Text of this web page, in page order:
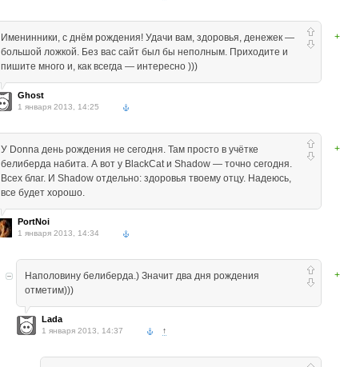
Именинники, с днём рождения! Удачи вам, здоровья, денежек —
большой ложкой. Без вас сайт был бы неполным. Приходите и
пишите много и, как всегда — интересно )))
Ghost
1 января 2013, 14:25
У Donna день рождения не сегодня. Там просто в учётке
белиберда набита. А вот у BlackCat и Shadow — точно сегодня.
Всех благ. И Shadow отдельно: здоровья твоему отцу. Надеюсь,
все будет хорошо.
PortNoi
1 января 2013, 14:34
Наполовину белиберда.) Значит два дня рождения
отметим)))
Lada
1 января 2013, 14:37 ↑